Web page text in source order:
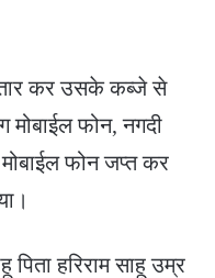
कर उसके कब्जे से
फोन, नगदी
फोन जप्त कर
हरिराम साहू उम्र